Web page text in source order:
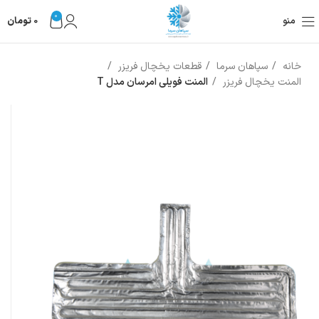
منو 0
0 تومان
خانه سپاهان سرما
قطعات یخچال فریزر
المنت یخچال فریزر
المنت فویلی امرسان مدل T